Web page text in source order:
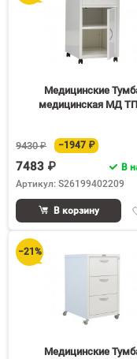
Медицинские
медицинская МД
9430 ₽ −1947 ₽
7483 ₽
В
Артикул: S26199402209
В корзину
−21%
Медицинские